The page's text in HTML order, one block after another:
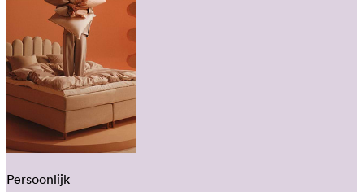
Persoonlijk